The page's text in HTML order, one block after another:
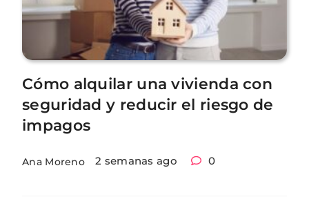
Cómo alquilar una vivienda con
seguridad y reducir el riesgo de
impagos
Ana Moreno 2 semanas ago 0